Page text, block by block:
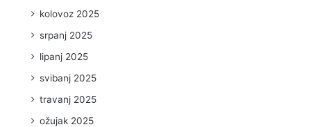
kolovoz 2025
srpanj 2025
lipanj 2025
svibanj 2025
travanj 2025
ožujak 2025